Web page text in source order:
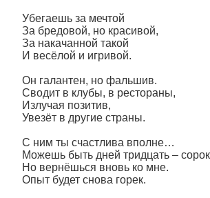
Убегаешь за мечтой
За бредовой, но красивой,
За накачанной такой
И весёлой и игривой.
Он галантен, но фальшив.
Сводит в клубы, в рестораны,
Излучая позитив,
Увезёт в другие страны.
С ним ты счастлива вполне…
Можешь быть дней тридцать –
Но вернёшься вновь ко мне.
Опыт будет снова горек.